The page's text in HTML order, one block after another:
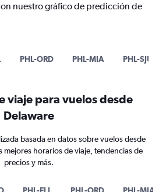
nuestro gráfico de predicción de
PHL-ORD PHL-MIA PHL-SJU
viaje para vuelos desde
Delaware
basada en datos sobre vuelos desde
horarios de viaje, tendencias de
precios y más.